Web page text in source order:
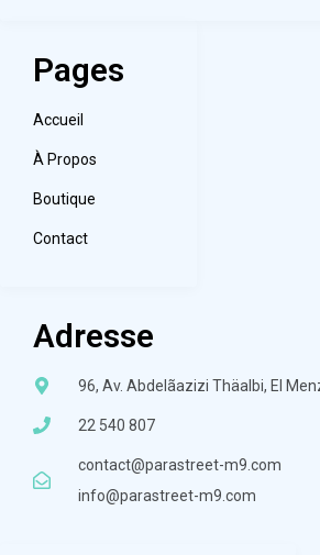
Pages
Accueil
À Propos
Boutique
Contact
Adresse
96, Av. Abdelãazizi Thäalbi, El
22 540 807
contact@parastreet-m9.com
info@parastreet-m9.com